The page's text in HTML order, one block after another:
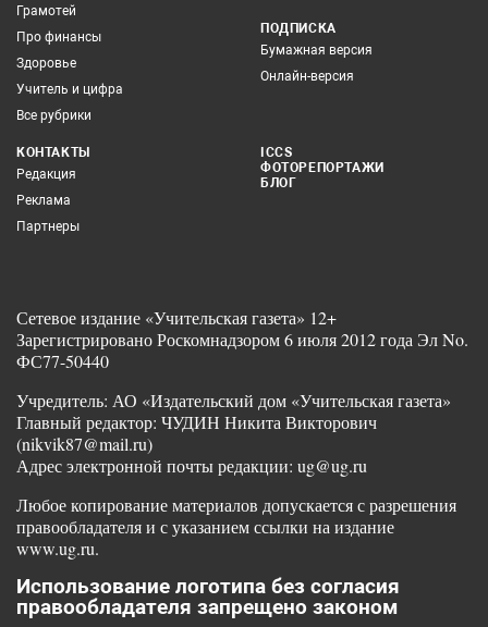
Грамотей
Про финансы
Здоровье
Учитель и цифра
Все рубрики
ПОДПИСКА
Бумажная версия
Онлайн-версия
КОНТАКТЫ
Редакция
Реклама
Партнеры
ICCS
ФОТОРЕПОРТАЖИ
БЛОГ
Сетевое издание «Учительская газета» 12+
Зарегистрировано Роскомнадзором 6 июля 2012 года Эл No.
ФС77-50440
Учредитель: АО «Издательский дом «Учительская газета»
Главный редактор: ЧУДИН Никита Викторович
(nikvik87@mail.ru)
Адрес электронной почты редакции: ug@ug.ru
Любое копирование материалов допускается с разрешения
правообладателя и с указанием ссылки на издание
www.ug.ru.
Использование логотипа без согласия
правообладателя запрещено законом